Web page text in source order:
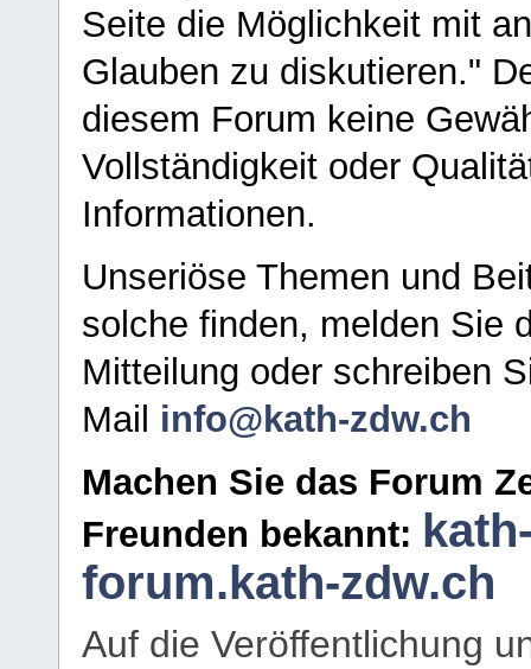
Seite die Möglichkeit mit
Glauben zu diskutieren."
diesem Forum keine
Vollständigkeit oder
Informationen.
Unseriöse Themen und
solche finden, melden Sie
Mitteilung oder schreiben
Mail info@kath-zdw.ch
Machen Sie das Forum
Freunden bekannt:
forum.kath-zdw.ch
Auf die Veröffentlichung